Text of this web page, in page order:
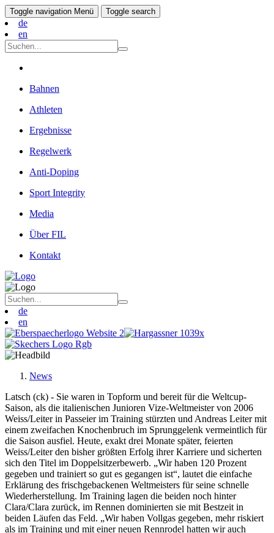
Toggle navigation Menü Toggle search
de
en
Bahnen
Athleten
Ergebnisse
Regelwerk
Anti-Doping
Sport Integrity
Media
Über FIL
Kontakt
de
en
News
Latsch (ck) - Sie waren in Topform und bereit für die Weltcup-
Saison, als die italienischen Junioren Vize-Weltmeister von 2006
Weiss/Leiter in Passeier im Training stürzten und Andreas Leiter mit
einem zweifachen Knochenbruch im Sprunggelenk vermeintlich für
die Saison ausfiel. Heute, exakt drei Monate später, feierten
Weiss/Leiter den bisher größten Erfolg ihrer Karriere und sicherten
sich den Titel im Doppelsitzerbewerb. „Wir haben 120 Prozent
gegeben und trainiert so gut es gegangen ist“, lautet die einfache
Erklärung des frischgebackenen Weltmeisters für seine schnelle
Wiederherstellung. Im Training lagen die beiden noch hinter
Clara/Clara zurück, im Rennen dominierten sie mit Bestzeit in
beiden Läufen das Feld. „Wir haben Vollgas gegeben, mehr riskiert
als im Training und mit einer neuen Rennrodel hatten wir auch